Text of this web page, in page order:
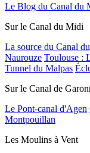
Le Blog du Canal du
Sur le Canal du Midi
La source du Canal
Naurouze Toulouse :
Tunnel du Malpas
Sur le Canal de
Le Pont-canal d'Agen
Montpouillan
Les Moulins à Vent